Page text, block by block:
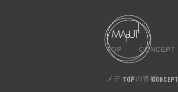
TOP CONCEPT
TOP CONCEPT
メディアの皆様